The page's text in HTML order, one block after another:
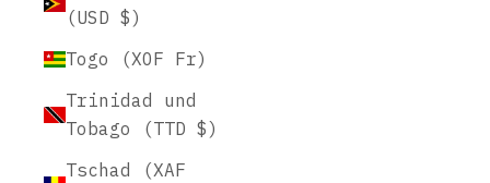
(USD $)
Togo (XOF Fr)
Trinidad und
Tobago (TTD $)
Tschad (XAF